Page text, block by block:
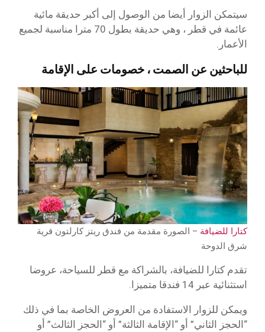
سيتمكن الزوار أيضا من الوصول إلى أكبر حديقة مائية
عائمة في قطر ، وهي حديقة بطول 70 مترا مناسبة لجميع
الأعمار.
للباحثين عن الصمت ، خصومات على الإقامة
كتارا للضيافة – الصورة مقدمة من فندق ريتز كارلتون قرية
شرق الدوحة
تقدم كتارا للضيافة، بالشراكة مع قطر للسياحة، عروضا
استثنائية عبر 14 فندقا متميزا.
ويمكن للزوار الاستفادة من العروض الخاصة بما في ذلك
“الحجز الثاني” أو “الإقامة الثالثة” أو “الحجز الثالث” أو